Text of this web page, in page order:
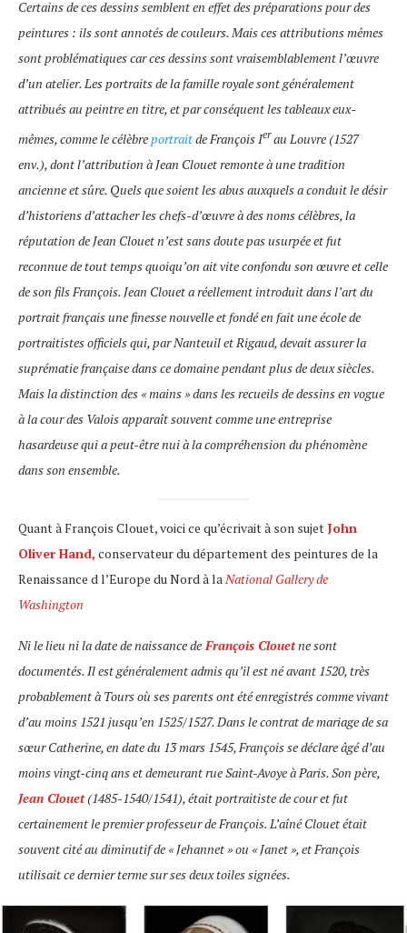
Certains de ces dessins semblent en effet des préparations pour des
peintures : ils sont annotés de couleurs. Mais ces attributions mêmes
sont problématiques car ces dessins sont vraisemblablement l’œuvre
d’un atelier. Les portraits de la famille royale sont généralement
attribués au peintre en titre, et par conséquent les tableaux eux-
mêmes, comme le célèbre portraitde François Ierau Louvre (1527
env.), dont l’attribution à Jean Clouet remonte à une tradition
ancienne et sûre. Quels que soient les abus auxquels a conduit le désir
d’historiens d’attacher les chefs-d’œuvre à des noms célèbres, la
réputation de Jean Clouet n’est sans doute pas usurpée et fut
reconnue de tout temps quoiqu’on ait vite confondu son œuvre et celle
de son fils François. Jean Clouet a réellement introduit dans l’art du
portrait français une finesse nouvelle et fondé en fait une école de
portraitistes officiels qui, par Nanteuil et Rigaud, devait assurer la
suprématie française dans ce domaine pendant plus de deux siècles.
Mais la distinction des « mains » dans les recueils de dessins en vogue
à la cour des Valois apparaît souvent comme une entreprise
hasardeuse qui a peut-être nui à la compréhension du phénomène
dans son ensemble.
Quant à François Clouet, voici ce qu’écrivait à son sujet John
Oliver Hand, conservateur du département des peintures de la
Renaissance d l’Europe du Nord à la National Gallery de
Washington
Ni le lieu ni la date de naissance de François Clouetne sont
documentés. Il est généralement admis qu’il est né avant 1520, très
probablement à Tours où ses parents ont été enregistrés comme vivant
d’au moins 1521 jusqu’en 1525/1527. Dans le contrat de mariage de sa
sœur Catherine, en date du 13 mars 1545, François se déclare âgé d’au
moins vingt-cinq ans et demeurant rue Saint-Avoye à Paris. Son père,
Jean Clouet(1485-1540/1541), était portraitiste de cour et fut
certainement le premier professeur de François. L’aîné Clouet était
souvent cité au diminutif de « Jehannet » ou « Janet », et François
utilisait ce dernier terme sur ses deux toiles signées.